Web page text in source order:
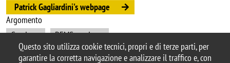
Questo sito utilizza cookie tecnici, propri e di terze parti, per
garantire la corretta navigazione e analizzare il traffico e, con
Patrick Gagliardini's webpage
Argomento
Seminars
DEMS seminars